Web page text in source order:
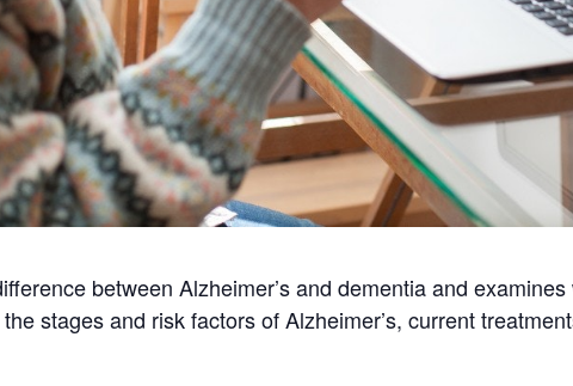
between Alzheimer’s and dementia and
stages and risk factors of Alzheimer’s, current